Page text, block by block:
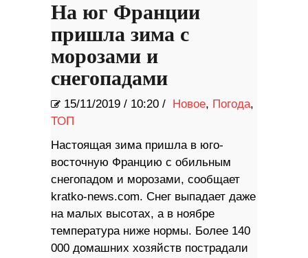
На юг Франции
пришла зима с
морозами и
снегопадами
15/11/2019 / 10:20 / Новое, Погода,
ТОП
Настоящая зима пришла в юго-
восточную Францию ​​с обильным
снегопадом и морозами, сообщает
kratko-news.com. Снег выпадает даже
на малых высотах, а в ноябре
температура ниже нормы. Более 140
000 домашних хозяйств пострадали